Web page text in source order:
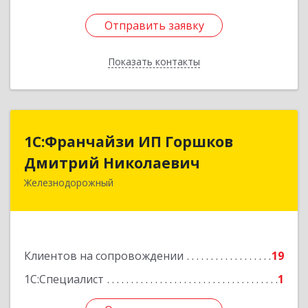
Отправить заявку
Показать контакты
Отправить заявку
Назад
1С:Франчайзи ИП Горшков
Дмитрий Николаевич
Железнодорожный
Клиентов на сопровождении
19
1С:Специалист
1
1С:Франчайзи ИП Горшков
Дмитрий Николаевич
143980, Московская обл, Железнодорожный г,